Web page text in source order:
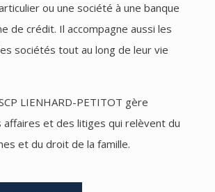
ou une société à une banque
de crédit. Il accompagne aussi les
sociétés tout au long de leur vie
LIENHARD-PETITOT gère
affaires et des litiges qui relèvent du
et du droit de la famille.